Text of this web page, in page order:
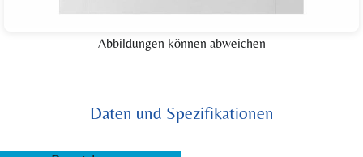
Abbildungen können abweichen
Daten und Spezifikationen